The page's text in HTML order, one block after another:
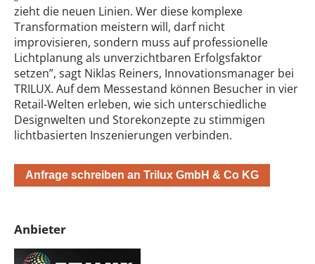
zieht die neuen Linien. Wer diese komplexe
Transformation meistern will, darf nicht
improvisieren, sondern muss auf professionelle
Lichtplanung als unverzichtbaren Erfolgsfaktor
setzen”, sagt Niklas Reiners, Innovationsmanager bei
TRILUX. Auf dem Messestand können Besucher in vier
Retail-Welten erleben, wie sich unterschiedliche
Designwelten und Storekonzepte zu stimmigen
lichtbasierten Inszenierungen verbinden.
Anfrage schreiben an Trilux GmbH & Co KG
Anbieter